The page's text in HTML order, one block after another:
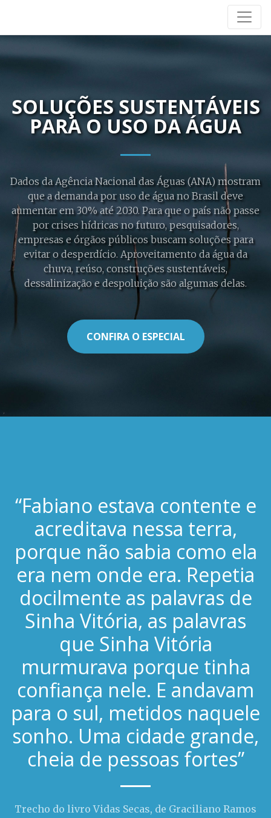
SOLUÇÕES SUSTENTÁVEIS
PARA O USO DA ÁGUA
Dados da Agência Nacional das Águas (ANA) mostram
que a demanda por uso de água no Brasil deve
aumentar em 30% até 2030. Para que o país não passe
por crises hídricas no futuro, pesquisadores,
empresas e órgãos públicos buscam soluções para
evitar o desperdício. Aproveitamento da água da
chuva, reúso, construções sustentáveis,
dessalinização e despoluição são algumas delas.
CONFIRA O ESPECIAL
“Fabiano estava contente e
acreditava nessa terra,
porque não sabia como ela
era nem onde era. Repetia
docilmente as palavras de
Sinha Vitória, as palavras
que Sinha Vitória
murmurava porque tinha
confiança nele. E andavam
para o sul, metidos naquele
sonho. Uma cidade grande,
cheia de pessoas fortes”
Trecho do livro Vidas Secas, de Graciliano Ramos